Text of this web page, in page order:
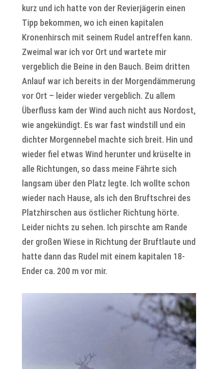
kurz und ich hatte von der Revierjägerin einen
Tipp bekommen, wo ich einen kapitalen
Kronenhirsch mit seinem Rudel antreffen kann.
Zweimal war ich vor Ort und wartete mir
vergeblich die Beine in den Bauch. Beim dritten
Anlauf war ich bereits in der Morgendämmerung
vor Ort – leider wieder vergeblich. Zu allem
Überfluss kam der Wind auch nicht aus Nordost,
wie angekündigt. Es war fast windstill und ein
dichter Morgennebel machte sich breit. Hin und
wieder fiel etwas Wind herunter und krüselte in
alle Richtungen, so dass meine Fährte sich
langsam über den Platz legte. Ich wollte schon
wieder nach Hause, als ich den Bruftschrei des
Platzhirschen aus östlicher Richtung hörte.
Leider nichts zu sehen. Ich pirschte am Rande
der großen Wiese in Richtung der Bruftlaute und
hatte dann das Rudel mit einem kapitalen 18-
Ender ca. 200 m vor mir.